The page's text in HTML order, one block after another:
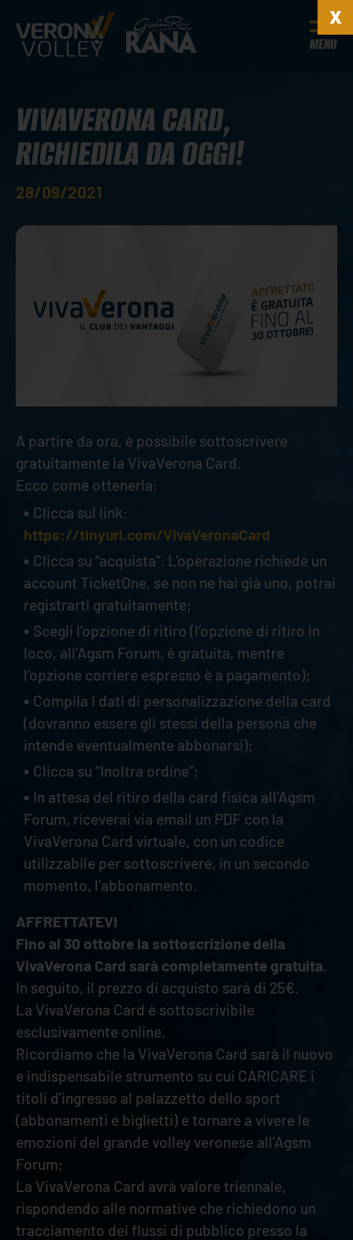
MENU
VIVAVERONA CARD,
RICHIEDILA DA OGGI!
28/09/2021
A partire da ora, è possibile sottoscrivere
gratuitamente la VivaVerona Card.
Ecco come ottenerla:
Clicca sul link:
https://tinyurl.com/VivaVeronaCard
Clicca su “acquista”. L’operazione richiede un
account TicketOne, se non ne hai già uno, potrai
registrarti gratuitamente;
Scegli l’opzione di ritiro (l’opzione di ritiro in
loco, all’Agsm Forum, è gratuita, mentre
l’opzione corriere espresso è a pagamento);
Compila i dati di personalizzazione della card
(dovranno essere gli stessi della persona che
intende eventualmente abbonarsi);
Clicca su “Inoltra ordine”;
In attesa del ritiro della card fisica all’Agsm
Forum, riceverai via email un PDF con la
VivaVerona Card virtuale, con un codice
utilizzabile per sottoscrivere, in un secondo
momento, l’abbonamento.
AFFRETTATEVI
Fino al 30 ottobre la sottoscrizione della
VivaVerona Card sarà completamente gratuita
In seguito, il prezzo di acquisto sarà di 25€.
La VivaVerona Card è sottoscrivibile
esclusivamente online.
Ricordiamo che la VivaVerona Card sarà il nuovo
e indispensabile strumento su cui CARICARE i
titoli d'ingresso al palazzetto dello sport
(abbonamenti e biglietti) e tornare a vivere le
emozioni del grande volley veronese all’Agsm
Forum;
La VivaVerona Card avrà valore triennale,
rispondendo alle normative che richiedono un
tracciamento dei flussi di pubblico presso la